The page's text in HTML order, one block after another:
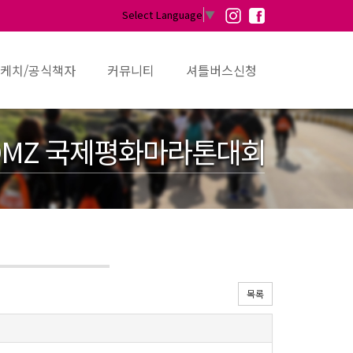
Select Language ▼
치/공식책자 커뮤니티 셔틀버스신청
국제평화마라톤대회
목록